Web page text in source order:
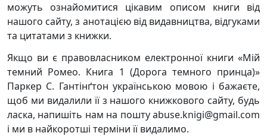
можуть ознайомитися цікавим описом книги від
нашого сайту, з анотацією від видавництва, відгуками
та цитатами з книжки.
Якщо ви є правовласником електронної книги «Мій
темний Ромео. Книга 1 (Дорога темного принца)»
Паркер С. Гантінґтон українською мовою і бажаєте,
щоб ми видалили її з нашого книжкового сайту, будь
ласка, напишіть нам на пошту abuse.knigi@gmail.com
і ми в найкоротші терміни її видалимо.